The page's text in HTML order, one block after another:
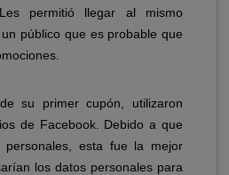
permitió llegar al mismo
público que es probable que
su primer cupón, utilizaron
de Facebook. Debido a que
esta fue la mejor
los datos personales para